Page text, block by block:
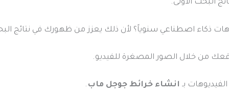
البحث الأولى.
بـ انشاء خرائط جوجل ماب .